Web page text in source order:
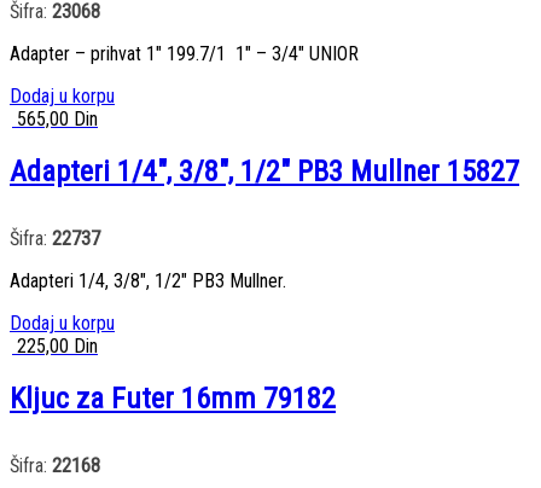
Šifra: 23068
Adapter – prihvat 1″ 199.7/1 1″ – 3/4″ UNIOR
Dodaj u korpu
565,00 Din
Adapteri 1/4″, 3/8″, 1/2″ PB3 Mullner 15827
Šifra: 22737
Adapteri 1/4, 3/8″, 1/2″ PB3 Mullner.
Dodaj u korpu
225,00 Din
Kljuc za Futer 16mm 79182
Šifra: 22168